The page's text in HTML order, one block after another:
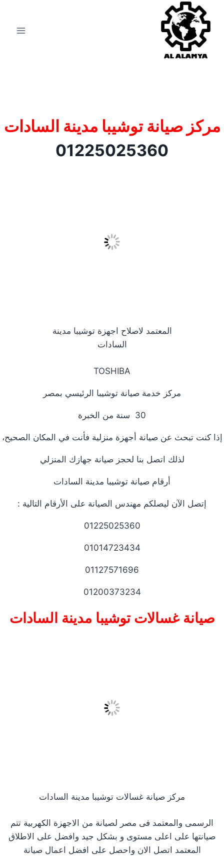
مركز صيانة توشيبا مدينة السادات
01225025360
المعتمد لاصلاح اجهزة توشيبا مدينة
السادات
TOSHIBA
مركز خدمة صيانة توشيبا الرئيسي بمصر
30 سنة من الخبرة
إذا كنت تبحث عن صيانة أجهزة منزلية فأنت في المكان الصحيح،
لذلك اتصل بنا لحجز صيانة جهازك المنزلي
أرقام صيانة توشيبا مدينة السادات
إتصل الآن ليصلكم مهندس الصيانة على الأرقام التالية :
01225025360
01014723434
01127571696
01200373234
صيانة غسالات توشيبا مدينة السادات
مركز صيانة غسالات توشيبا مدينة السادات
الرسمى والمعتمد فى مصر لصيانة من الاجهزة الكهربية تتم
صيانتها على اعلى مستوى و بشكل جيد وافضل على الاطلاق
المعتمد اتصل الان واحصل على افضل اعمال صيانة